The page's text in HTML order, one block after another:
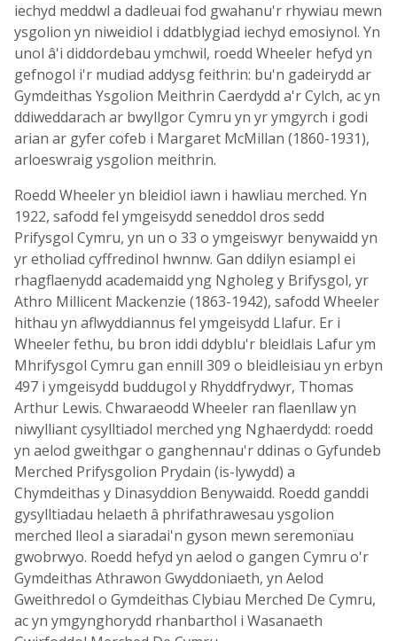
iechyd meddwl a dadleuai fod gwahanu'r rhywiau mewn
ysgolion yn niweidiol i ddatblygiad iechyd emosiynol. Yn
unol â'i diddordebau ymchwil, roedd Wheeler hefyd yn
gefnogol i'r mudiad addysg feithrin: bu'n gadeirydd ar
Gymdeithas Ysgolion Meithrin Caerdydd a'r Cylch, ac yn
ddiweddarach ar bwyllgor Cymru yn yr ymgyrch i godi
arian ar gyfer cofeb i Margaret McMillan (1860-1931),
arloeswraig ysgolion meithrin.
Roedd Wheeler yn bleidiol iawn i hawliau merched. Yn
1922, safodd fel ymgeisydd seneddol dros sedd
Prifysgol Cymru, yn un o 33 o ymgeiswyr benywaidd yn
yr etholiad cyffredinol hwnnw. Gan ddilyn esiampl ei
rhagflaenydd academaidd yng Ngholeg y Brifysgol, yr
Athro Millicent Mackenzie (1863-1942), safodd Wheeler
hithau yn aflwyddiannus fel ymgeisydd Llafur. Er i
Wheeler fethu, bu bron iddi ddyblu'r bleidlais Lafur ym
Mhrifysgol Cymru gan ennill 309 o bleidleisiau yn erbyn
497 i ymgeisydd buddugol y Rhyddfrydwyr, Thomas
Arthur Lewis. Chwaraeodd Wheeler ran flaenllaw yn
niwylliant cysylltiadol merched yng Nghaerdydd: roedd
yn aelod gweithgar o ganghennau'r ddinas o Gyfundeb
Merched Prifysgolion Prydain (is-lywydd) a
Chymdeithas y Dinasyddion Benywaidd. Roedd ganddi
gysylltiadau helaeth â phrifathrawesau ysgolion
merched lleol a siaradai'n gyson mewn seremonïau
gwobrwyo. Roedd hefyd yn aelod o gangen Cymru o'r
Gymdeithas Athrawon Gwyddoniaeth, yn Aelod
Gweithredol o Gymdeithas Clybiau Merched De Cymru,
ac yn ymgynghorydd rhanbarthol i Wasanaeth